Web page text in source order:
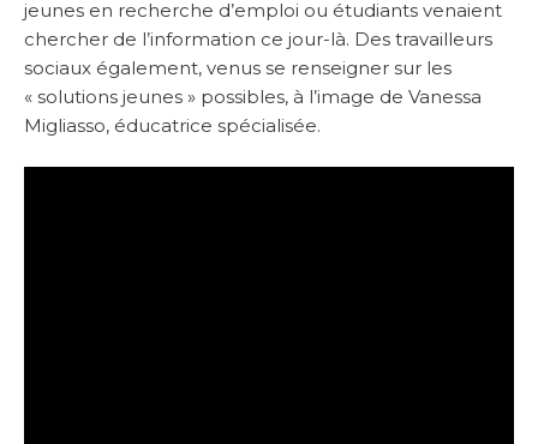
jeunes en recherche d’emploi ou étudiants venaient
chercher de l’information ce jour-là. Des travailleurs
sociaux également, venus se renseigner sur les
« solutions jeunes » possibles, à l’image de Vanessa
Migliasso, éducatrice spécialisée.